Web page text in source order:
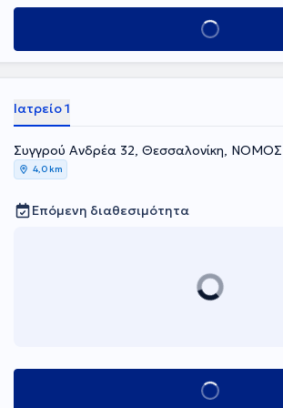
Κλείσε ραντεβού
Ιατρείο 1
Συγγρού Ανδρέα 32, Θεσσαλονίκη,
4,0 km
Επόμενη διαθεσιμότητα
Κλείσε ραντεβού